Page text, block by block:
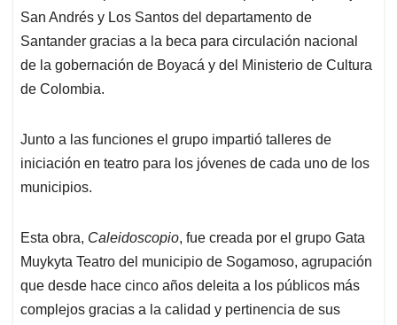
p
k
n
San Andrés y Los Santos del departamento de
Santander gracias a la beca para circulación nacional
de la gobernación de Boyacá y del Ministerio de Cultura
de Colombia.
Junto a las funciones el grupo impartió talleres de
iniciación en teatro para los jóvenes de cada uno de los
municipios.
Esta obra, Caleidoscopio, fue creada por el grupo Gata
Muykyta Teatro del municipio de Sogamoso, agrupación
que desde hace cinco años deleita a los públicos más
complejos gracias a la calidad y pertinencia de sus